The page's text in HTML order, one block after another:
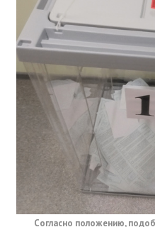
Согласно положению,